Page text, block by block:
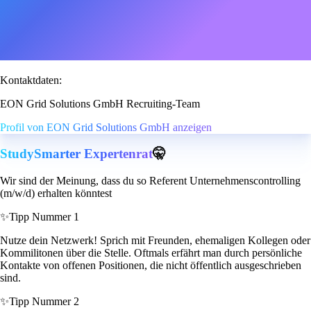
Kontaktdaten:
EON Grid Solutions GmbH Recruiting-Team
Profil von EON Grid Solutions GmbH anzeigen
StudySmarter Expertenrat🤫
Wir sind der Meinung, dass du so Referent Unternehmenscontrolling
(m/w/d) erhalten könntest
✨Tipp Nummer 1
Nutze dein Netzwerk! Sprich mit Freunden, ehemaligen Kollegen oder
Kommilitonen über die Stelle. Oftmals erfährt man durch persönliche
Kontakte von offenen Positionen, die nicht öffentlich ausgeschrieben
sind.
✨Tipp Nummer 2